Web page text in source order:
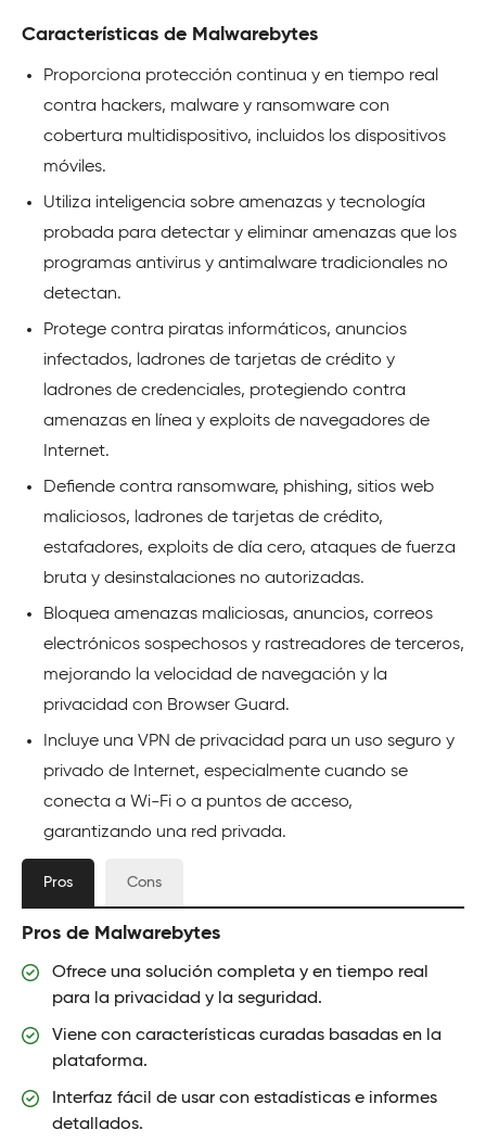
Características de Malwarebytes
Proporciona protección continua y en tiempo real
contra hackers, malware y ransomware con
cobertura multidispositivo, incluidos los dispositivos
móviles.
Utiliza inteligencia sobre amenazas y tecnología
probada para detectar y eliminar amenazas que los
programas antivirus y antimalware tradicionales no
detectan.
Protege contra piratas informáticos, anuncios
infectados, ladrones de tarjetas de crédito y
ladrones de credenciales, protegiendo contra
amenazas en línea y exploits de navegadores de
Internet.
Defiende contra ransomware, phishing, sitios web
maliciosos, ladrones de tarjetas de crédito,
estafadores, exploits de día cero, ataques de fuerza
bruta y desinstalaciones no autorizadas.
Bloquea amenazas maliciosas, anuncios, correos
electrónicos sospechosos y rastreadores de terceros,
mejorando la velocidad de navegación y la
privacidad con Browser Guard.
Incluye una VPN de privacidad para un uso seguro y
privado de Internet, especialmente cuando se
conecta a Wi-Fi o a puntos de acceso,
garantizando una red privada.
Pros Cons
Pros de Malwarebytes
Ofrece una solución completa y en tiempo real
para la privacidad y la seguridad.
Viene con características curadas basadas en la
plataforma.
Interfaz fácil de usar con estadísticas e informes
detallados.